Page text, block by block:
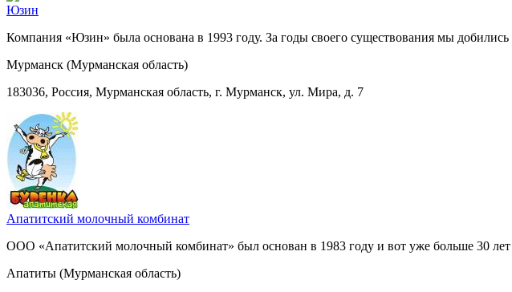
Юзин
Компания «Юзин» была основана в 1993 году. За годы своего существования мы
Мурманск (Мурманская область)
183036, Россия, Мурманская область, г. Мурманск, ул. Мира, д. 7
Апатитский молочный комбинат
ООО «Апатитский молочный комбинат» был основан в 1983 году и вот уже больше 30
Апатиты (Мурманская область)